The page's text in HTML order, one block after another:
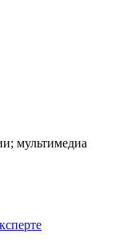
мультимедиа